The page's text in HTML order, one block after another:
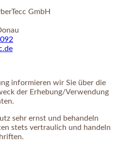
GmbH
informieren wir Sie über die
der Erhebung/Verwendung
sehr ernst und behandeln
stets vertraulich und handeln